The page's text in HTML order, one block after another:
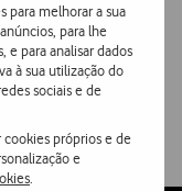
para melhorar a sua
para lhe
e para analisar dados
à sua utilização do
sociais e de
cookies próprios e de
e
Geral;
da Reunião
do Conselho Geral e